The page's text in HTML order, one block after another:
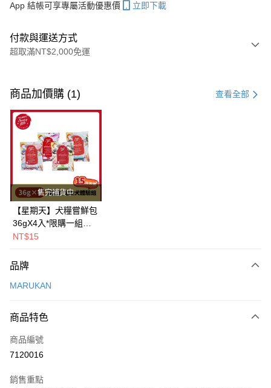
App 結帳可享專屬活動優惠價 立即下載
付款與運送方式
超取滿NT$2,000免運
信用卡一次付款
超商取貨付款
LINE Pay
Apple Pay
街口支付
悠遊付
Google Pay
AFTEE先享後付
相關說明
AFTEE先享後付是「在收到商品之後才付款」的支付方式。 讓您購物簡單
便利好安心！
２．便利：只要手機號碼，簡訊認證，即可結帳。
３．安心：先確認商品／服務後，再付款。
【「AFTEE先享後付」結帳流程】
運送方式
全家取貨付款
每筆NT$80，滿NT$2,000(含以上)免運費
商品加價購 (1) 查看全部
售完補貨中
【星期天】犬糧嘗鮮包
36gX4入*限購一組｜
鱈+鮭+牛+羊（效期
NT$15
品牌
MARUKAN
商品特色
商品編號
7120016
銷售重點